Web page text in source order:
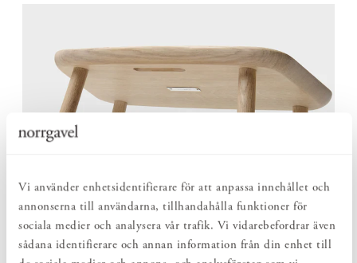
Vi använder enhetsidentifierare för att anpassa innehållet och
annonserna till användarna, tillhandahålla funktioner för
sociala medier och analysera vår trafik. Vi vidarebefordrar även
sådana identifierare och annan information från din enhet till